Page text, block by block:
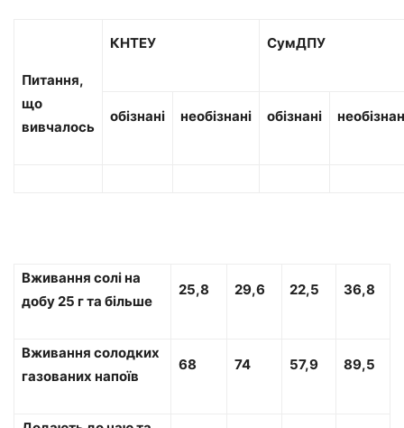
Питання,
що
вивчалось
КНТЕУ СумДПУ
обізнані необізнані обізнані
Вживання солі на
добу 25 г та більше
25,8 29,6 22,5 36,8
Вживання солодких
газованих напоїв
68 74 57,9 89,5